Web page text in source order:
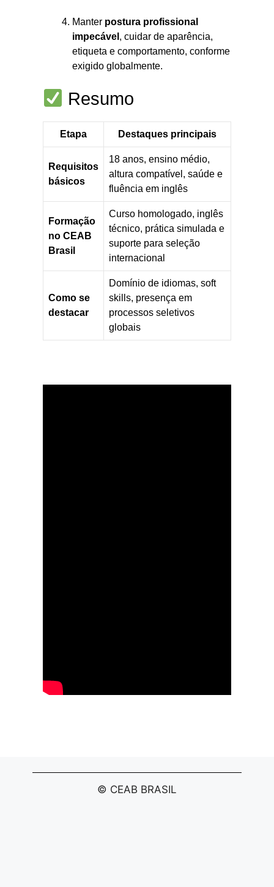
Manter postura profissional
impecável , cuidar de aparência,
etiqueta e comportamento, conforme
exigido globalmente.
Resumo
Etapa Destaques principais
Requisitos
básicos
18 anos, ensino médio,
altura compatível, saúde e
fluência em inglês
Formação
no CEAB
Brasil
Curso homologado, inglês
técnico, prática simulada e
suporte para seleção
internacional
Como se
destacar
Domínio de idiomas, soft
skills, presença em
processos seletivos
globais
© CEAB BRASIL